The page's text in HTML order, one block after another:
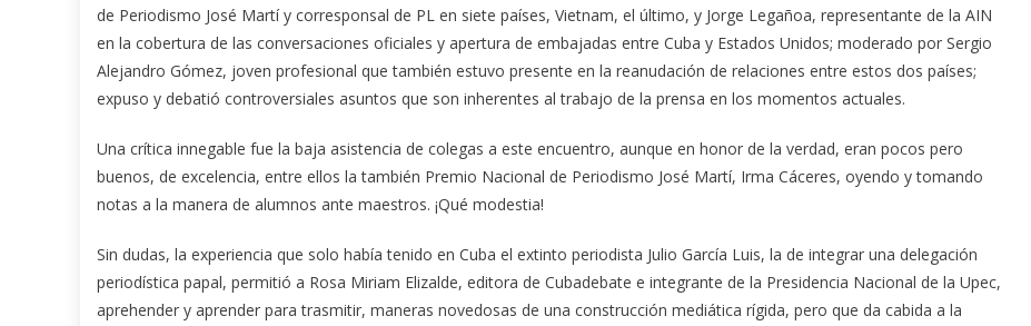
de Periodismo José Martí y corresponsal de PL en siete países, Vietnam, el último, y Jorge Legañoa, representante de la AIN
en la cobertura de las conversaciones oficiales y apertura de embajadas entre Cuba y Estados Unidos; moderado por Sergio
Alejandro Gómez, joven profesional que también estuvo presente en la reanudación de relaciones entre estos dos países;
expuso y debatió controversiales asuntos que son inherentes al trabajo de la prensa en los momentos actuales.
Una crítica innegable fue la baja asistencia de colegas a este encuentro, aunque en honor de la verdad, eran pocos pero
buenos, de excelencia, entre ellos la también Premio Nacional de Periodismo José Martí, Irma Cáceres, oyendo y tomando
notas a la manera de alumnos ante maestros. ¡Qué modestia!
Sin dudas, la experiencia que solo había tenido en Cuba el extinto periodista Julio García Luis, la de integrar una delegación
periodística papal, permitió a Rosa Miriam Elizalde, editora de Cubadebate e integrante de la Presidencia Nacional de la Upec,
aprehender y aprender para trasmitir, maneras novedosas de una construcción mediática rígida, pero que da cabida a la